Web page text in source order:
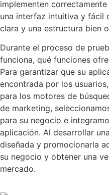
implementen
una interfaz intuitiva y fácil
clara y una estructura bien
Durante el proceso de
funciona, qué funciones
Para garantizar que su
encontrada por los
para los motores de
de marketing,
para su negocio e
aplicación. Al desarrollar
diseñada y promocionarla
su negocio y obtener una
mercado.